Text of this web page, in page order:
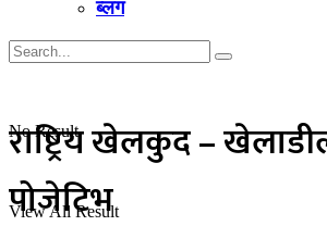
ब्लग
No Result
View All Result
राष्ट्रिय खेलकुद –
पोजेटिभ